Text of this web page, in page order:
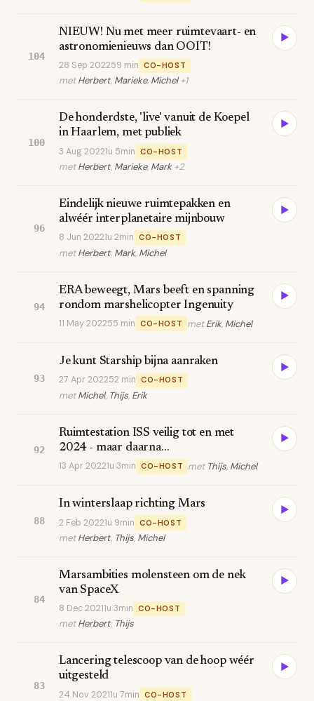
104
NIEUW! Nu met meer ruimtevaart- en
astronomienieuws dan OOIT!
28 Sep 202259 min CO-HOST
metHerbert, Marieke, Michel+1
▶
100
De honderdste, 'live' vanuit de Koepel
in Haarlem, met publiek
3 Aug 20221u 5min CO-HOST
metHerbert, Marieke, Mark+2
▶
96
Eindelijk nieuwe ruimtepakken en
alwéér interplanetaire mijnbouw
8 Jun 20221u 2min CO-HOST
metHerbert, Mark, Michel
▶
94
ERA beweegt, Mars beeft en spanning
rondom marshelicopter Ingenuity
11 May 202255 min CO-HOST metErik, Michel
▶
93
Je kunt Starship bijna aanraken
27 Apr 202252 min CO-HOST
metMichel, Thijs, Erik
▶
92
Ruimtestation ISS veilig tot en met
2024 - maar daarna...
13 Apr 20221u 3min CO-HOST met Thijs, Michel
▶
88
In winterslaap richting Mars
2 Feb 20221u 9min CO-HOST
metHerbert, Thijs, Michel
▶
84
Marsambities molensteen om de nek
van SpaceX
8 Dec 20211u 3min CO-HOST
metHerbert, Thijs
▶
83
Lancering telescoop van de hoop wéér
uitgesteld
24 Nov 20211u 7min CO-HOST
▶